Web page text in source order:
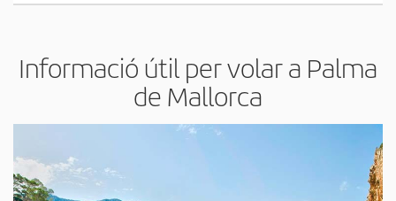
Informació útil per volar a Palma
de Mallorca